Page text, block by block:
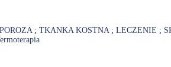
; TKANKA KOSTNA; LECZENIE ;